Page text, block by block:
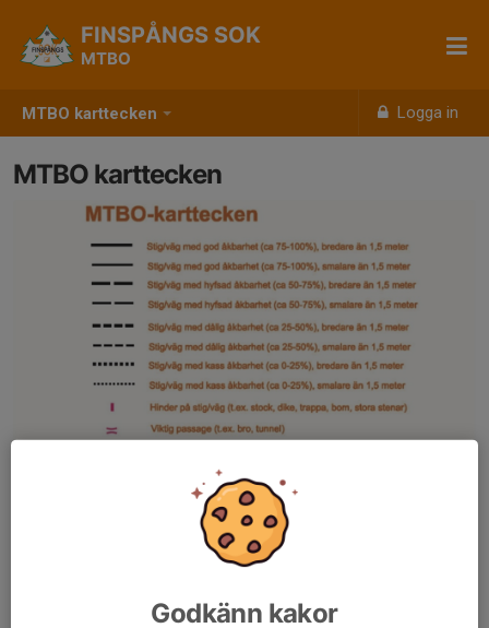
MTBO karttecken Logga in
FINSPÅNGS SOK
MTBO
MTBO karttecken
Godkänn kakor